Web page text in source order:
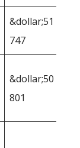
&dollar;51
747
&dollar;50
801